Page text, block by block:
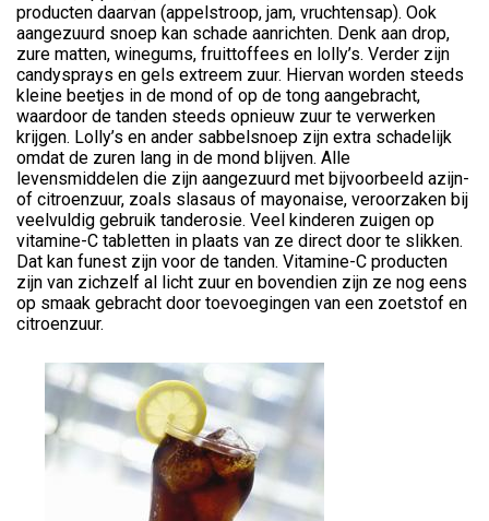
producten daarvan (appelstroop, jam, vruchtensap). Ook
aangezuurd snoep kan schade aanrichten. Denk aan drop,
zure matten, winegums, fruittoffees en lolly’s. Verder zijn
candysprays en gels extreem zuur. Hiervan worden steeds
kleine beetjes in de mond of op de tong aangebracht,
waardoor de tanden steeds opnieuw zuur te verwerken
krijgen. Lolly’s en ander sabbelsnoep zijn extra schadelijk
omdat de zuren lang in de mond blijven. Alle
levensmiddelen die zijn aangezuurd met bijvoorbeeld azijn-
of citroenzuur, zoals slasaus of mayonaise, veroorzaken bij
veelvuldig gebruik tanderosie. Veel kinderen zuigen op
vitamine-C tabletten in plaats van ze direct door te slikken.
Dat kan funest zijn voor de tanden. Vitamine-C producten
zijn van zichzelf al licht zuur en bovendien zijn ze nog eens
op smaak gebracht door toevoegingen van een zoetstof en
citroenzuur.